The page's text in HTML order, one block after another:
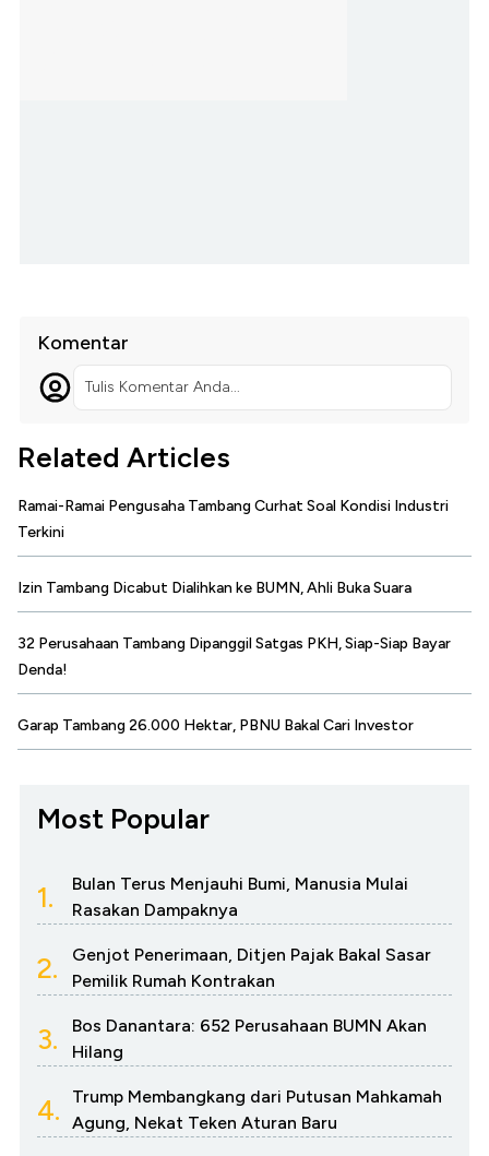
Komentar
Tulis Komentar Anda...
Related Articles
Ramai-Ramai Pengusaha Tambang Curhat Soal Kondisi Industri
Terkini
Izin Tambang Dicabut Dialihkan ke BUMN, Ahli Buka Suara
32 Perusahaan Tambang Dipanggil Satgas PKH, Siap-Siap Bayar
Denda!
Garap Tambang 26.000 Hektar, PBNU Bakal Cari Investor
Most Popular
1.
Bulan Terus Menjauhi Bumi, Manusia Mulai
Rasakan Dampaknya
2.
Genjot Penerimaan, Ditjen Pajak Bakal Sasar
Pemilik Rumah Kontrakan
3.
Bos Danantara: 652 Perusahaan BUMN Akan
Hilang
4.
Trump Membangkang dari Putusan Mahkamah
Agung, Nekat Teken Aturan Baru